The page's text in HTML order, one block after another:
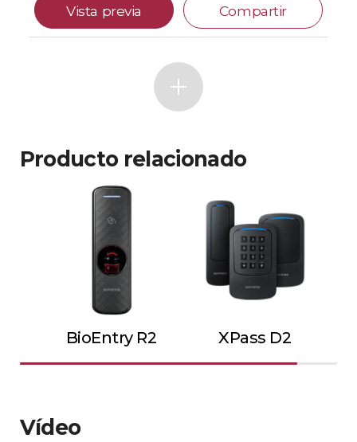
Vista previa Compartir
Producto relacionado
BioEntry R2 XPass D2
Vídeo